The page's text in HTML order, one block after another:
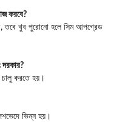
করবে?
তবে খুব পুরোনো হলে সিম আপগ্রেড
দরকার?
করতে হয়।
ভিন্ন হয়।